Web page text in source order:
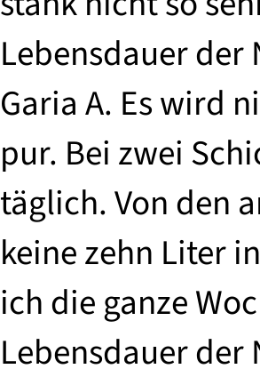
Lebensdauer
Garia A. Es wird
pur. Bei zwei
täglich. Von den
keine zehn Liter
ich die ganze
Lebensdauer